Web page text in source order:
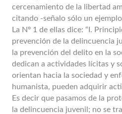
cercenamiento de la libertad
citando -señalo sólo un
La Nº 1 de ellas dice: “I.
prevención de la delincuencia
la prevención del delito en la
dedican a actividades lícitas y
orientan hacia la sociedad y
humanista, pueden adquirir
Es decir que pasamos de la
la delincuencia juvenil; no se